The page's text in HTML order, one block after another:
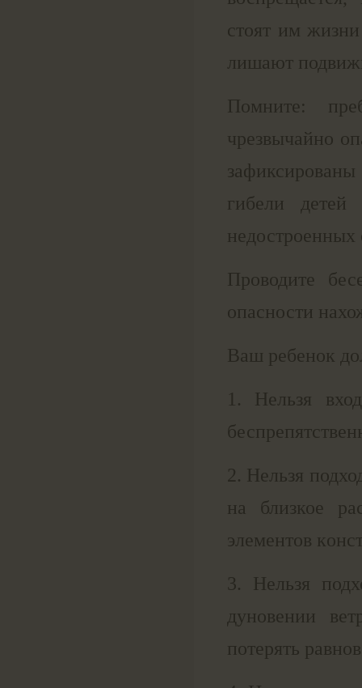
стоят им
лишают
Помните:
чрезвычайно
гибели
недостроенных
Проводите
опасности
Ваш ребенок
1. Нельзя
2. Нельзя
на близкое
элeмeнтoв
3. Нельзя
дуновении
потерять